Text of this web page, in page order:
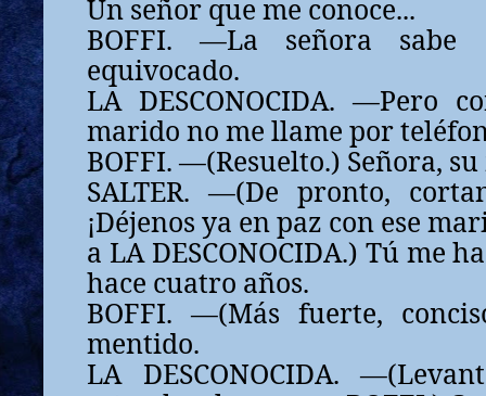
Un señor que me conoce...
BOFFI. —La señora
equivocado.
LA DESCONOCIDA. —Pero
marido no me llame por
BOFFI. —(Resuelto.) Señora,
SALTER. —(De pronto,
¡Déjenos ya en paz con ese
a LA DESCONOCIDA.) Tú me
hace cuatro años.
BOFFI. —(Más fuerte,
mentido.
LA DESCONOCIDA.